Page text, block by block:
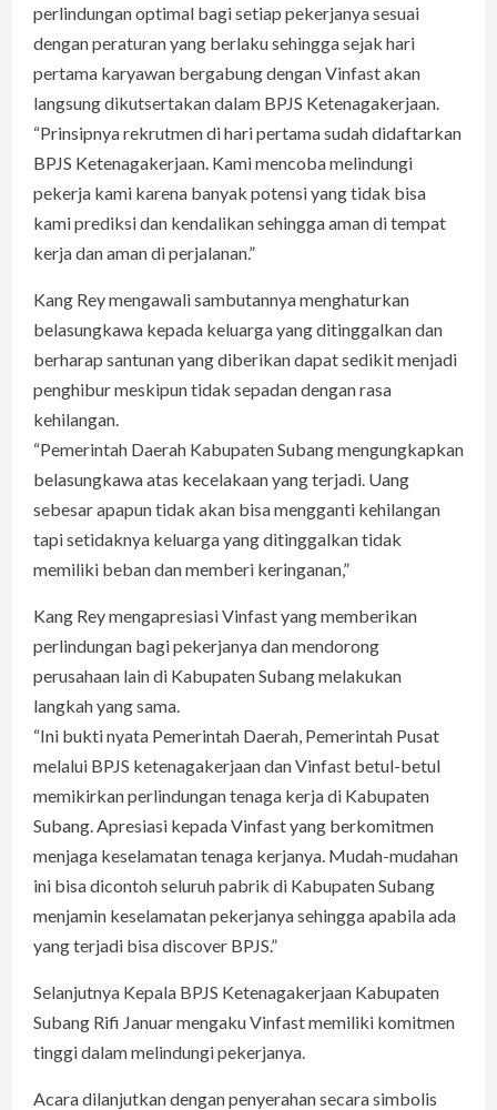
perlindungan optimal bagi setiap pekerjanya sesuai
dengan peraturan yang berlaku sehingga sejak hari
pertama karyawan bergabung dengan Vinfast akan
langsung dikutsertakan dalam BPJS Ketenagakerjaan.
“Prinsipnya rekrutmen di hari pertama sudah didaftarkan
BPJS Ketenagakerjaan. Kami mencoba melindungi
pekerja kami karena banyak potensi yang tidak bisa
kami prediksi dan kendalikan sehingga aman di tempat
kerja dan aman di perjalanan.”
Kang Rey mengawali sambutannya menghaturkan
belasungkawa kepada keluarga yang ditinggalkan dan
berharap santunan yang diberikan dapat sedikit menjadi
penghibur meskipun tidak sepadan dengan rasa
kehilangan.
“Pemerintah Daerah Kabupaten Subang mengungkapkan
belasungkawa atas kecelakaan yang terjadi. Uang
sebesar apapun tidak akan bisa mengganti kehilangan
tapi setidaknya keluarga yang ditinggalkan tidak
memiliki beban dan memberi keringanan,”
Kang Rey mengapresiasi Vinfast yang memberikan
perlindungan bagi pekerjanya dan mendorong
perusahaan lain di Kabupaten Subang melakukan
langkah yang sama.
“Ini bukti nyata Pemerintah Daerah, Pemerintah Pusat
melalui BPJS ketenagakerjaan dan Vinfast betul-betul
memikirkan perlindungan tenaga kerja di Kabupaten
Subang. Apresiasi kepada Vinfast yang berkomitmen
menjaga keselamatan tenaga kerjanya. Mudah-mudahan
ini bisa dicontoh seluruh pabrik di Kabupaten Subang
menjamin keselamatan pekerjanya sehingga apabila ada
yang terjadi bisa discover BPJS.”
Selanjutnya Kepala BPJS Ketenagakerjaan Kabupaten
Subang Rifi Januar mengaku Vinfast memiliki komitmen
tinggi dalam melindungi pekerjanya.
Acara dilanjutkan dengan penyerahan secara simbolis